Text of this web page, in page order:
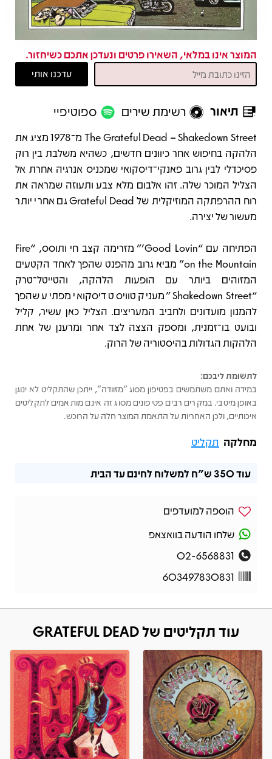
המוצר אינו במלאי, השאירו פרטים ונעדכן אתכם כשיחזור.
תיאור רשימת שירים ספוטיפיי
תיאור
The Grateful Dead – Shakedown Street מ־1978 מציג את
הלהקה בחיפוש אחר כיוונים חדשים, כשהיא משלבת בין רוק
פסיכדלי לבין גרוב פאנקי־דיסקואי שמכניס אנרגיה אחרת אל
הצליל המוכר שלה. זהו אלבום מלא צבע ותעוזה שמראה את
רוח ההרפתקה המוזיקלית של Grateful Dead גם אחרי יותר
מעשור של יצירה.
הפתיחה עם “Good Lovin’” מזרימה קצב חי ותוסס, “Fire
on the Mountain” מביא גרוב מהפנט שהפך לאחד הקטעים
המזוהים ביותר עם הופעות הלהקה, והטייטל־טרק
“Shakedown Street” מעניק טוויסט דיסקואי מפתיע שהפך
להמנון מועדונים ולחביב המעריצים. הצליל כאן עשיר, קליל
ובועט בו־זמנית, ומספק הצצה לצד אחר ומרענן של אחת
הלהקות הגדולות בהיסטוריה של הרוק.
לתשומת ליבכם:
במידה ואתם משתמשים בפטיפון מסוג "מזוודה", ייתכן שהתקליט לא ינוגן
באופן מיטבי. במקרים רבים פטיפונים מסוג זה אינם מותאמים לתקליטים
איכותיים, ולכן האחריות על התאמת המוצר חלה על הרוכש.
מחלקה תקליט
עוד350 ש"ח למשלוח לחינם עד הבית
הוספה למועדפים
שלחו הודעה בוואצאפ
02-6568831
603497830831
עוד תקליטים של GRATEFUL DEAD